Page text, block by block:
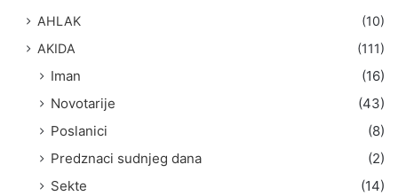
AHLAK
(10)
AKIDA
(111)
Iman
(16)
Novotarije
(43)
Poslanici
(8)
Predznaci sudnjeg dana
(2)
Sekte
(14)